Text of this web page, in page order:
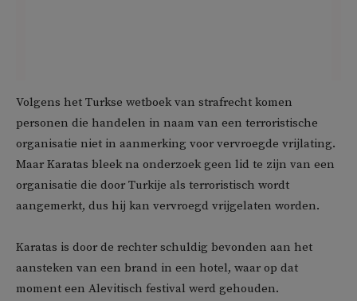
Volgens het Turkse wetboek van strafrecht komen
personen die handelen in naam van een terroristische
organisatie niet in aanmerking voor vervroegde vrijlating.
Maar Karatas bleek na onderzoek geen lid te zijn van een
organisatie die door Turkije als terroristisch wordt
aangemerkt, dus hij kan vervroegd vrijgelaten worden.
Karatas is door de rechter schuldig bevonden aan het
aansteken van een brand in een hotel, waar op dat
moment een Alevitisch festival werd gehouden.